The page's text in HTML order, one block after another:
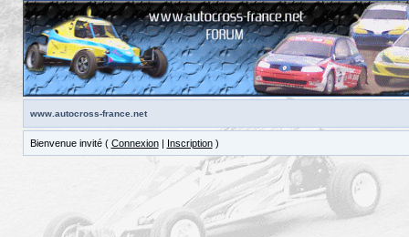
www.autocross-france.net
Bienvenue invité ( Connexion| Inscription)